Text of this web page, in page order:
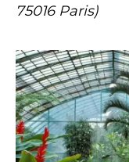
75016 Paris)